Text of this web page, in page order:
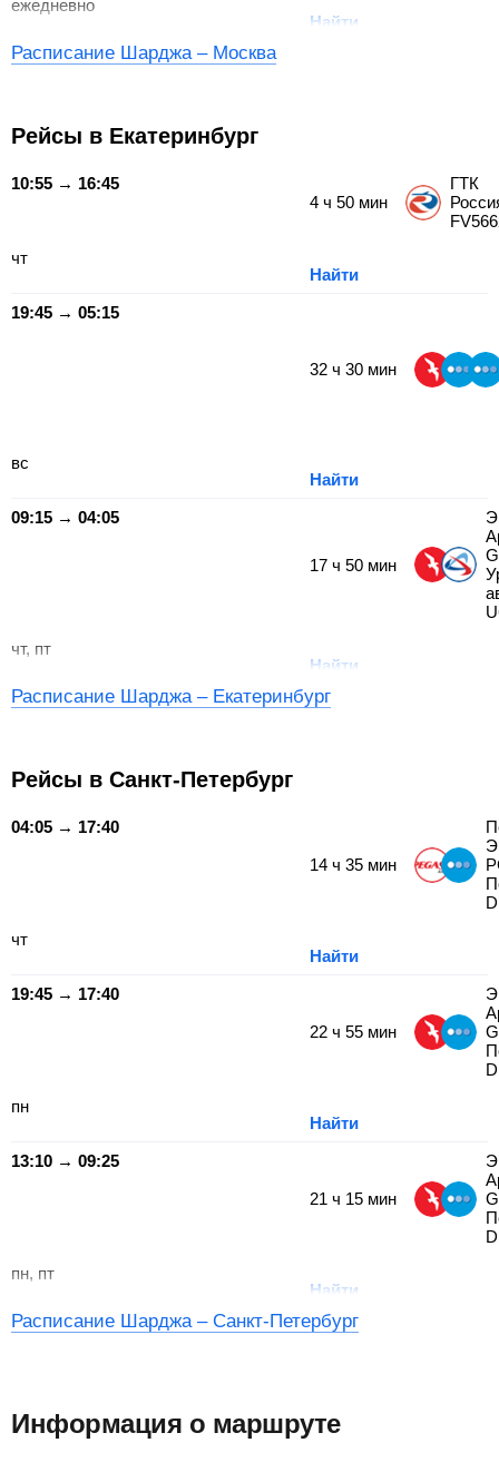
ежедневно
Найти
Расписание Шарджа – Москва
Рейсы в Екатеринбург
10:55 → 16:45
4 ч 50 мин
ГТК
чт
Найти
19:45 → 05:15
32 ч 30 мин
вс
Найти
09:15 → 04:05
17 ч 50 мин
чт, пт
Найти
Расписание Шарджа – Екатеринбург
Рейсы в Санкт-Петербург
04:05 → 17:40
14 ч 35 мин
чт
Найти
19:45 → 17:40
22 ч 55 мин
пн
Найти
13:10 → 09:25
21 ч 15 мин
пн, пт
Найти
Расписание Шарджа – Санкт-Петербург
Информация о маршруте